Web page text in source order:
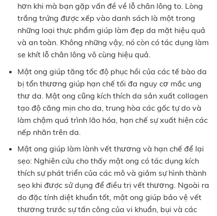
hơn khi mà bạn gặp vấn đề về lỗ chân lông to. Lòng
trắng trứng được xếp vào danh sách là một trong
những loại thực phẩm giúp làm đẹp da mặt hiệu quả
và an toàn. Không những vậy, nó còn có tác dụng làm
se khít lỗ chân lông vô cùng hiệu quả.
Mật ong giúp tăng tốc độ phục hồi của các tế bào da
bị tổn thương giúp hạn chế tối đa nguy cơ mắc ung
thư da. Mật ong cũng kích thích da sản xuất collagen
tạo độ căng mịn cho da, trung hòa các gốc tự do và
làm chậm quá trình lão hóa, hạn chế sự xuất hiện các
nếp nhăn trên da.
Mật ong giúp làm lành vết thương và hạn chế để lại
sẹo: Nghiên cứu cho thấy mật ong có tác dụng kích
thích sự phát triển của các mô và giảm sự hình thành
sẹo khi được sử dụng để điều trị vết thương. Ngoài ra
do đặc tính diệt khuẩn tốt, mật ong giúp bảo vệ vết
thương trước sự tấn công của vi khuẩn, bụi và các